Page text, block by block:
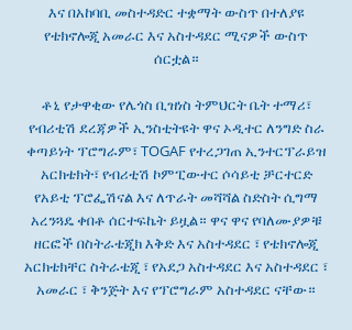
እና በአከባቢ መስተዳድር ተቋማት ውስጥ በተለያዩ
የቴክኖሎጂ አመራር እና አስተዳደር ሚናዎች ውስጥ
ሰርቷል።
ቶኒ የታዋቂው የሌጎስ ቢዝነስ ትምህርት ቤት ተማሪ፣
የብሪቲሽ ደረጃዎች ኢንስቲትዩት ዋና ኦዲተር ለንግድ ስራ
ቀጣይነት ፕሮግራም፣ TOGAF የተረጋገጠ ኢንተርፕራይዝ
አርክቴክት፣ የብሪቲሽ ኮምፒውተር ሶሳይቲ ቻርተርድ
የአይቲ ፕሮፌሽናል እና ለጥራት መሻሻል ስድስት ሲግማ
አረንጓዴ ቀበቶ ሰርተፍኬት ይዟል። ዋና ዋና የባለሙያዎቹ
ዘርፎች በስትራቴጂክ እቅድ እና አስተዳደር ፣ የቴክኖሎጂ
አርክቴክቸር ስትራቴጂ ፣ የአደጋ አስተዳደር እና አስተዳደር ፣
አመራር ፣ ቅንጅት እና የፕሮግራም አስተዳደር ናቸው።